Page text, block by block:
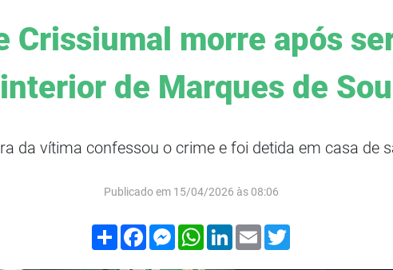
Crissiumal morre após
de Marques de
da vítima confessou o crime e foi detida em casa de
Publicado em 15/04/2026 às 08:06
Compartilhar
FacebookMessenger
WhatsApp
LinkedIn
Email